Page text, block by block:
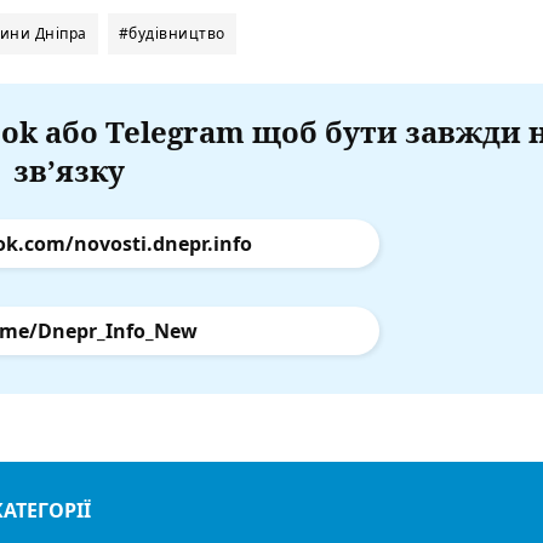
Дніпра #будівництво
або Telegram щоб бути завжди
зв’язку
novosti.dnepr.info
Dnepr_Info_New